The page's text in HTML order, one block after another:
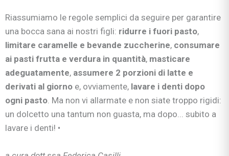
Riassumiamo le regole semplici da seguire per garantire
una bocca sana ai nostri figli: ridurre i fuori pasto,
limitare caramelle e bevande zuccherine, consumare
ai pasti frutta e verdura in quantità, masticare
adeguatamente, assumere 2 porzioni di latte e
derivati al giorno e, ovviamente, lavare i denti dopo
ogni pasto . Ma non vi allarmate e non siate troppo rigidi:
un dolcetto una tantum non guasta, ma dopo... subito a
lavare i denti! •